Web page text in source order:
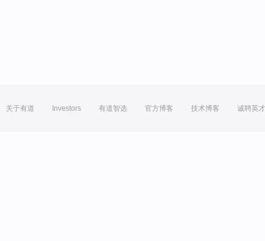
关于有道 Investors 有道智选 官方博客 技术博客 诚聘英才